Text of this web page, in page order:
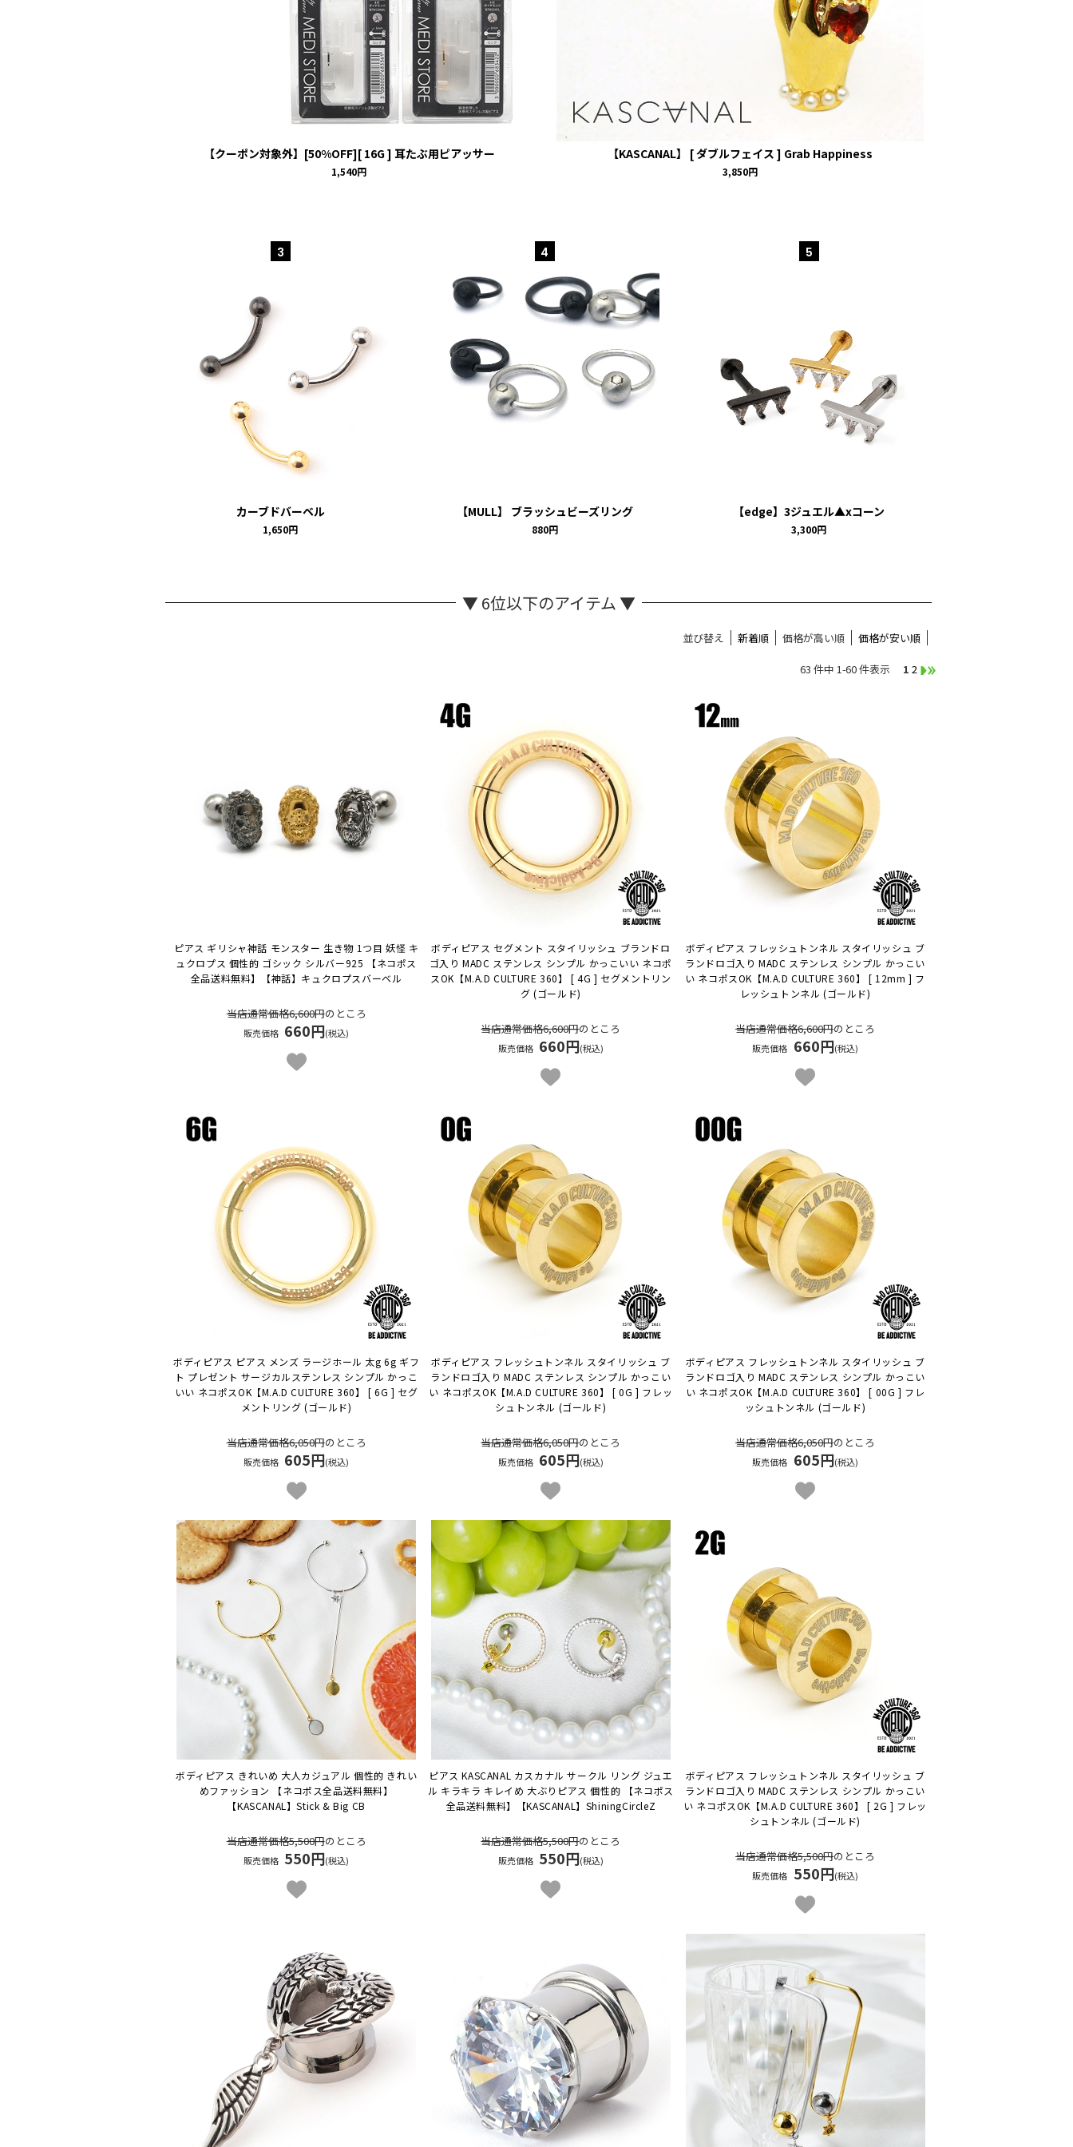
【クーポン対象外】[50%OFF][ 16G ] 耳たぶ用ピアッサー
1,540円
【KASCANAL】 [ ダブルフェイス ] Grab Happiness
3,850円
3
カーブドバーベル
1,650円
4
【MULL】 ブラッシュビーズリング
880円
5
【edge】3ジュエル▲xコーン
3,300円
▼ 6位以下のアイテム ▼
並び替え 新着順 価格が高い順 価格が安い順
63 件中 1-60 件表示 1 2
ピアス ギリシャ神話 モンスター 生き物 1つ目 妖怪 キ
ュクロプス 個性的 ゴシック シルバー925 【ネコポス
全品送料無料】
【神話】キュクロプスバーベル
当店通常価格6,600円のところ
販売価格 660円(税込)
ボディピアス セグメント スタイリッシュ ブランドロ
ゴ入り MADC ステンレス シンプル かっこいい ネコポ
スOK 【M.A.D CULTURE 360】 [ 4G ] セグメントリン
グ (ゴールド)
当店通常価格6,600円のところ
販売価格 660円(税込)
ボディピアス フレッシュトンネル スタイリッシュ ブ
ランドロゴ入り MADC ステンレス シンプル かっこい
い ネコポスOK 【M.A.D CULTURE 360】 [ 12mm ] フ
レッシュトンネル (ゴールド)
当店通常価格6,600円のところ
販売価格 660円(税込)
ボディピアス ピアス メンズ ラージホール 太g 6g ギフ
ト プレゼント サージカルステンレス シンプル かっこ
いい ネコポスOK 【M.A.D CULTURE 360】 [ 6G ] セグ
メントリング (ゴールド)
当店通常価格6,050円のところ
販売価格 605円(税込)
ボディピアス フレッシュトンネル スタイリッシュ ブ
ランドロゴ入り MADC ステンレス シンプル かっこい
い ネコポスOK 【M.A.D CULTURE 360】 [ 0G ] フレッ
シュトンネル (ゴールド)
当店通常価格6,050円のところ
販売価格 605円(税込)
ボディピアス フレッシュトンネル スタイリッシュ ブ
ランドロゴ入り MADC ステンレス シンプル かっこい
い ネコポスOK 【M.A.D CULTURE 360】 [ 00G ] フレ
ッシュトンネル (ゴールド)
当店通常価格6,050円のところ
販売価格 605円(税込)
ボディピアス きれいめ 大人カジュアル 個性的 きれい
めファッション 【ネコポス全品送料無料】
【KASCANAL】Stick & Big CB
当店通常価格5,500円のところ
販売価格 550円(税込)
ピアス KASCANAL カスカナル サークル リング ジュエ
ル キラキラ キレイめ 大ぶりピアス 個性的 【ネコポス
全品送料無料】
【KASCANAL】ShiningCircleZ
当店通常価格5,500円のところ
販売価格 550円(税込)
ボディピアス フレッシュトンネル スタイリッシュ ブ
ランドロゴ入り MADC ステンレス シンプル かっこい
い ネコポスOK 【M.A.D CULTURE 360】 [ 2G ] フレッ
シュトンネル (ゴールド)
当店通常価格5,500円のところ
販売価格 550円(税込)